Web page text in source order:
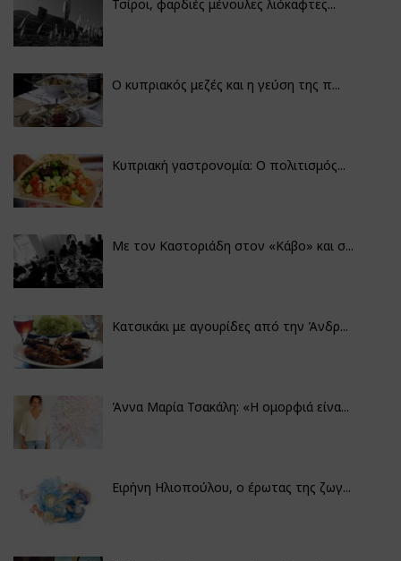
Τσίροι, φαρδιές μένουλες λιόκαφτες...
Ο κυπριακός μεζές και η γεύση της π...
Κυπριακή γαστρονομία: Ο πολιτισμός...
Με τον Καστοριάδη στον «Κάβο» και σ...
Κατσικάκι με αγουρίδες από την Άνδρ...
Άννα Μαρία Τσακάλη: «Η ομορφιά είνα...
Ειρήνη Ηλιοπούλου, ο έρωτας της ζωγ...